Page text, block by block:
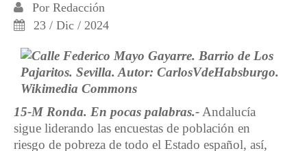
Por Redacción
23 / Dic / 2024
15-M Ronda. En pocas palabras.-Andalucía
sigue liderando las encuestas de población en
riesgo de pobreza de todo el Estado español, así,